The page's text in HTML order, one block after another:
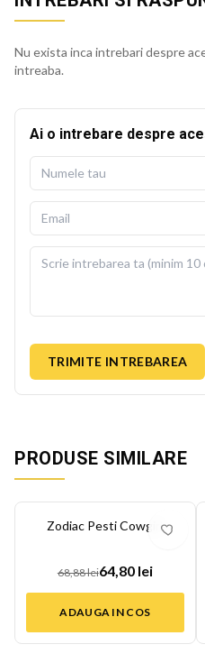
Nu exista inca intrebari despre
intreaba.
Ai o intrebare despre
TRIMITE INTREBAREA
PRODUSE SIMILARE
Zodiac Pesti Cowgirl
68,88 lei64,80 lei
ADAUGA IN COS